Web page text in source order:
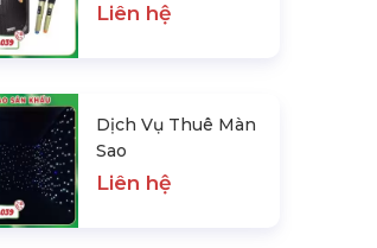
Top Mẫu Gian Hàng Triển Lãm
Liên hệ
Dịch Vụ Thuê Màn
Sao
Liên hệ